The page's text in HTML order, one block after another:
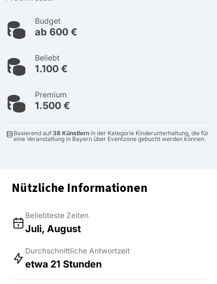
Budget
ab 600 €
Beliebt
1.100 €
Premium
1.500 €
Basierend auf 38 Künstlern in der Kategorie Kinderunterhaltung, die für
eine Veranstaltung in Bayern über Eventzone gebucht werden können.
Nützliche Informationen
Beliebteste Zeiten
Juli, August
Durchschnittliche Antwortzeit
etwa 21 Stunden